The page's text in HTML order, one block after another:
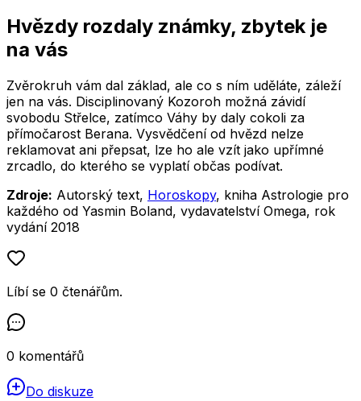
Hvězdy rozdaly známky, zbytek je
na vás
Zvěrokruh vám dal základ, ale co s ním uděláte, záleží
jen na vás. Disciplinovaný Kozoroh možná závidí
svobodu Střelce, zatímco Váhy by daly cokoli za
přímočarost Berana. Vysvědčení od hvězd nelze
reklamovat ani přepsat, lze ho ale vzít jako upřímné
zrcadlo, do kterého se vyplatí občas podívat.
Zdroje: Autorský text, Horoskopy, kniha Astrologie pro
každého od Yasmin Boland, vydavatelství Omega, rok
vydání 2018
Líbí se 0 čtenářům.
0 komentářů
Do diskuze